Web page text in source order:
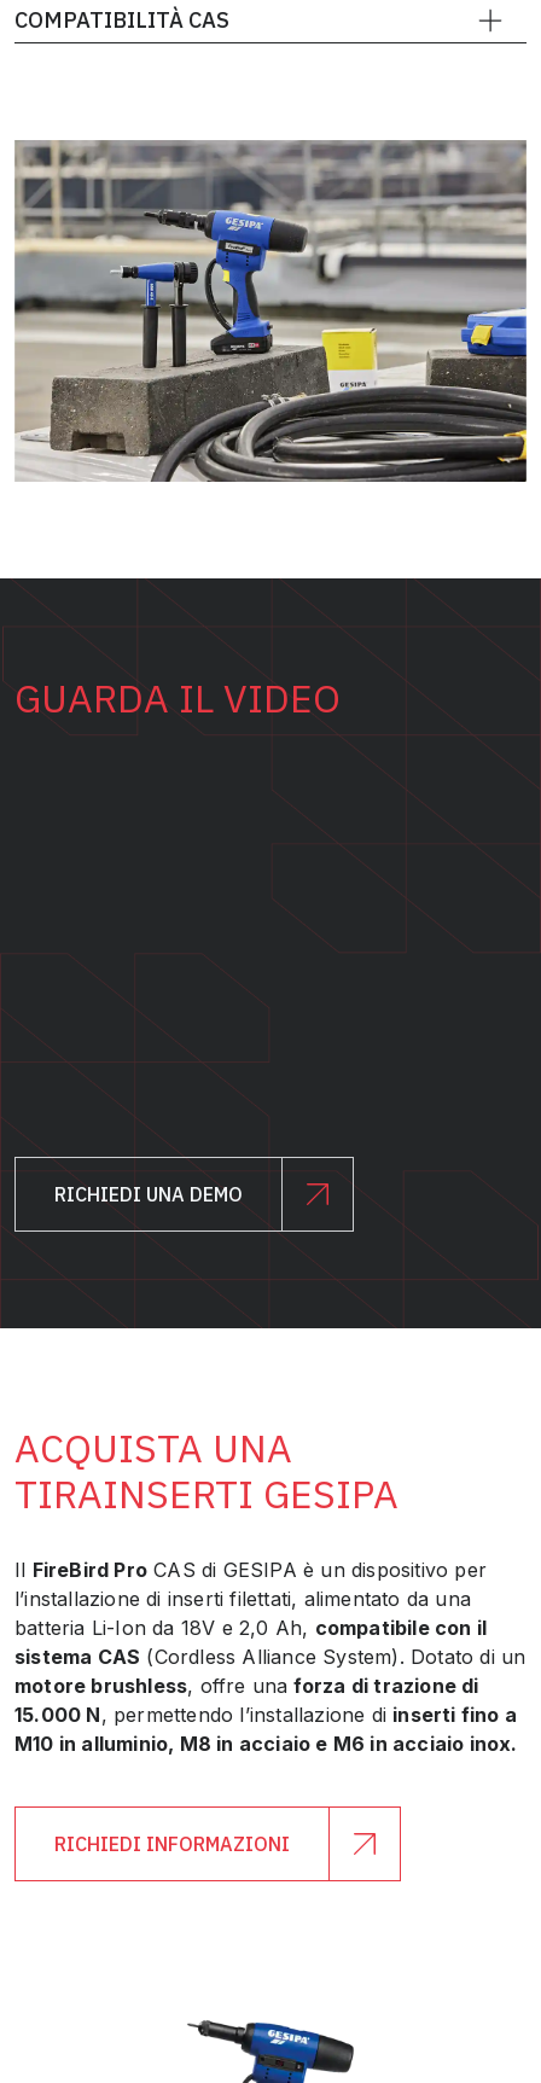
COMPATIBILITÀ CAS
GUARDA IL VIDEO
RICHIEDI UNA DEMO
ACQUISTA UNA
TIRAINSERTI GESIPA
Il FireBird Pro CAS di GESIPA è un dispositivo per
l’installazione di inserti filettati, alimentato da una
batteria Li-Ion da 18V e 2,0 Ah, compatibile con il
sistema CAS (Cordless Alliance System). Dotato di un
motore brushless, offre una forza di trazione di
15.000 N, permettendo l’installazione di inserti fino a
M10 in alluminio, M8 in acciaio e M6 in acciaio inox.
RICHIEDI INFORMAZIONI